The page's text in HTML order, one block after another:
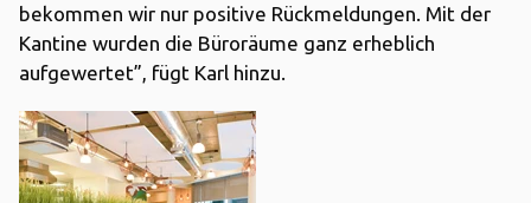
bekommen wir nur positive Rückmeldungen. Mit der
Kantine wurden die Büroräume ganz erheblich
aufgewertet”, fügt Karl hinzu.